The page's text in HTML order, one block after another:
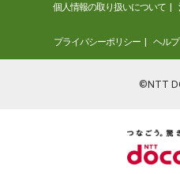
個人情報の取り扱いについて
プライバシーポリシー ヘルプ
©NTT